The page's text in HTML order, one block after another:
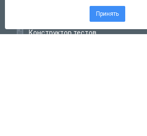
Конструктор тестов
Принять